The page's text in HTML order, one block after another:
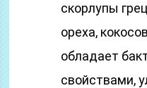
скорлупы
ореха,
обладает
свойствами,